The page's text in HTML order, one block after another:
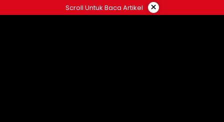
ke
Scroll Untuk Baca Artikel ×